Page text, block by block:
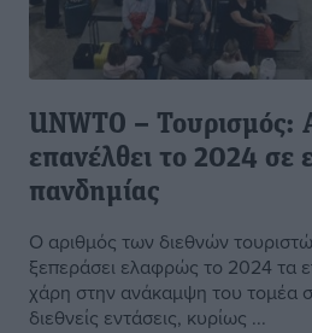
UNWTO – Τουρισμός:
επανέλθει το 2024 σε
πανδημίας
Ο αριθμός των διεθνών
ξεπεράσει ελαφρώς το 2024 τα
χάρη στην ανάκαμψη του τομέα
διεθνείς εντάσεις, κυρίως ...